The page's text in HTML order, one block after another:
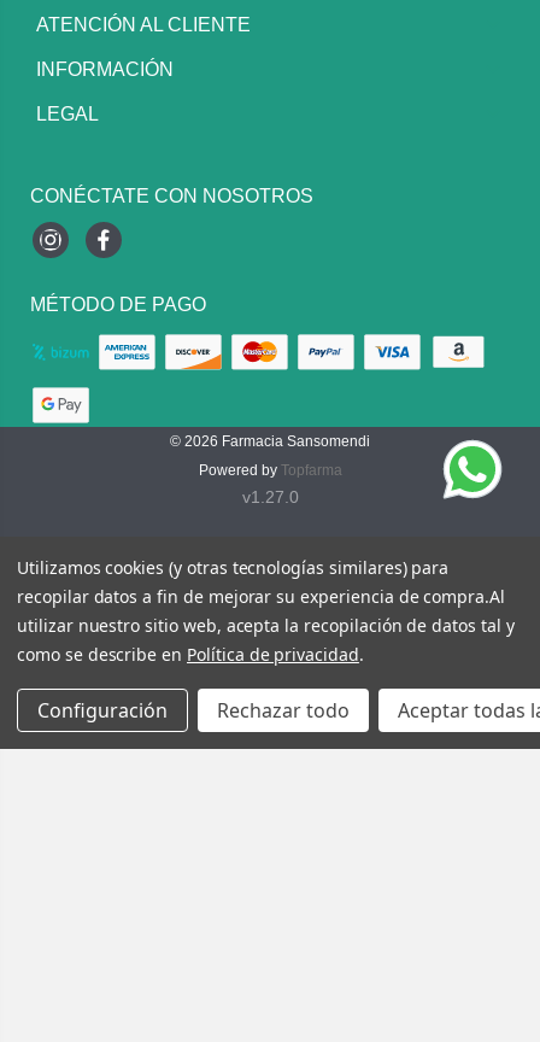
ATENCIÓN AL CLIENTE
INFORMACIÓN
LEGAL
CONÉCTATE CON NOSOTROS
InstagramFacebook
MÉTODO DE PAGO
© 2026 Farmacia Sansomendi
Powered by Topfarma
v1.27.0
Utilizamos cookies (y otras tecnologías similares) para
recopilar datos a fin de mejorar su experiencia de compra.Al
utilizar nuestro sitio web, acepta la recopilación de datos tal y
como se describe en Política de privacidad.
Configuración Rechazar todo Aceptar todas